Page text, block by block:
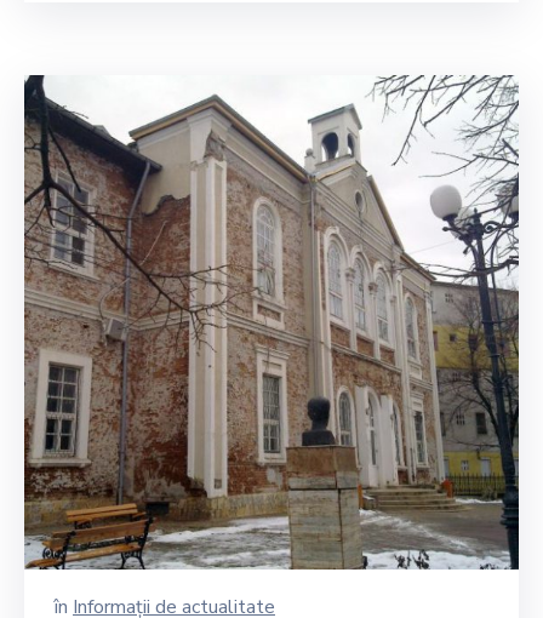
în Informații de actualitate